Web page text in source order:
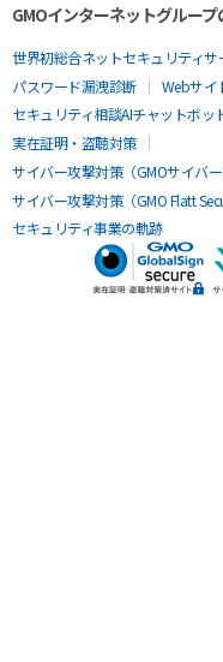
GMOインターネットグルー
世界初総合ネットセキュリティサ
パスワード漏洩診断
Webサイ
セキュリティ相談AIチャットボッ
実在証明・盗聴対策
サイバー攻撃対策（GMOサイバ
サイバー攻撃対策（GMO Flatt
セキュリティ事業の軌跡